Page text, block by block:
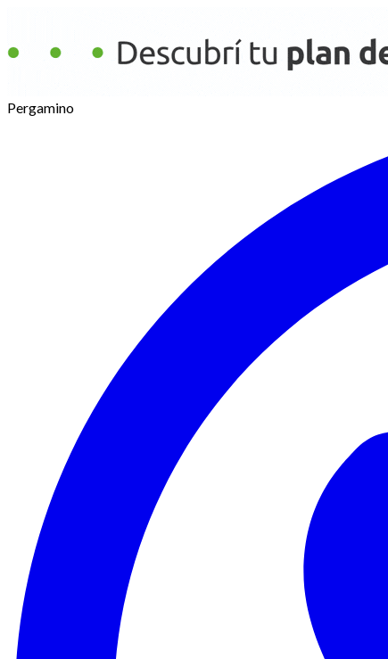
Pergamino